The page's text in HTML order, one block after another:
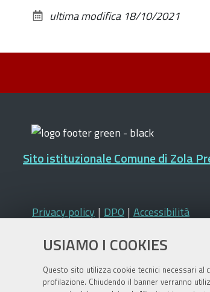
USIAMO I COOKIES
Questo sito utilizza cookie tecnici necessari
profilazione. Chiudendo il banner verranno
ultima modifica 18/10/2021
Sito istituzionale Comune di Zola
Privacy policy | DPO | Accessibilità